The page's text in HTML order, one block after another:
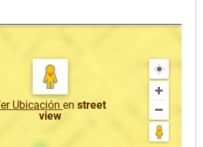
Ubicación en street
view